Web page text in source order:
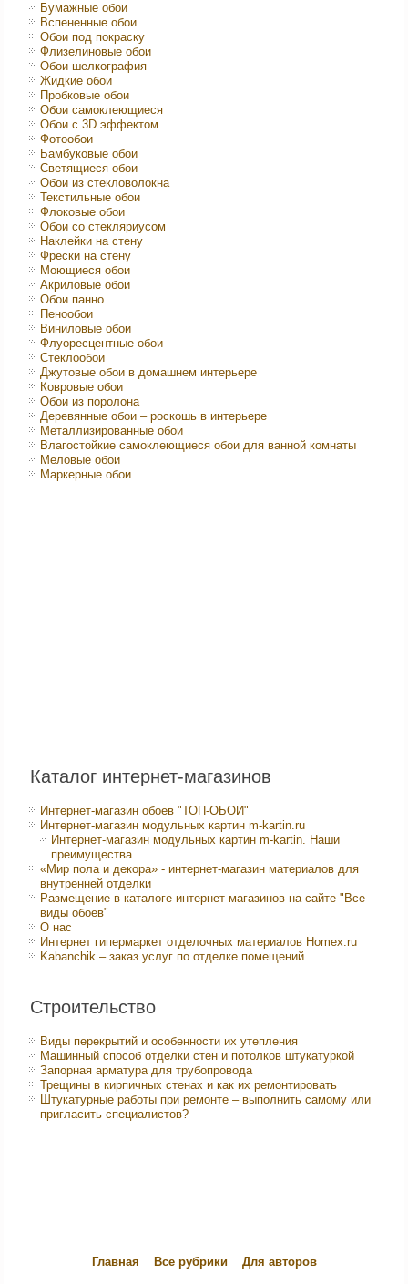
Бумажные обои
Вспененные обои
Обои под покраску
Флизелиновые обои
Обои шелкография
Жидкие обои
Пробковые обои
Обои самоклеющиеся
Обои с 3D эффектом
Фотообои
Бамбуковые обои
Светящиеся обои
Обои из стекловолокна
Текстильные обои
Флоковые обои
Обои со стекляриусом
Наклейки на стену
Фрески на стену
Моющиеся обои
Акриловые обои
Обои панно
Пенообои
Виниловые обои
Флуоресцентные обои
Стеклообои
Джутовые обои в домашнем интерьере
Ковровые обои
Обои из поролона
Деревянные обои – роскошь в интерьере
Металлизированные обои
Влагостойкие самоклеющиеся обои для ванной комнаты
Меловые обои
Маркерные обои
Каталог интернет-магазинов
Интернет-магазин обоев "ТОП-ОБОИ"
Интернет-магазин модульных картин m-kartin.ru
Интернет-магазин модульных картин m-kartin. Наши
преимущества
«Мир пола и декора» - интернет-магазин материалов для
внутренней отделки
Размещение в каталоге интернет магазинов на сайте "Все
виды обоев"
О нас
Интернет гипермаркет отделочных материалов Homex.ru
Kabanchik – заказ услуг по отделке помещений
Строительство
Виды перекрытий и особенности их утепления
Машинный способ отделки стен и потолков штукатуркой
Запорная арматура для трубопровода
Трещины в кирпичных стенах и как их ремонтировать
Штукатурные работы при ремонте – выполнить самому или
пригласить специалистов?
Главная Все рубрики Для авторов